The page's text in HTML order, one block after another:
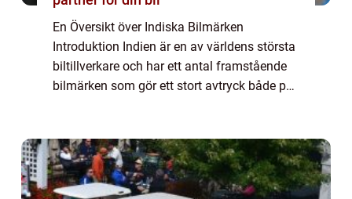
En Översikt över Indiska Bilmärken
Introduktion Indien är en av världens största
biltillverkare och har ett antal framstående
bilmärken som gör ett stort avtryck både på
snabb ...